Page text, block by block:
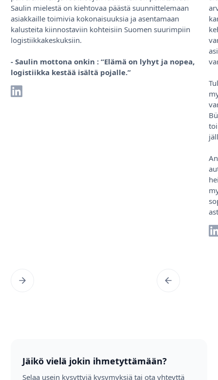
Saulin mielestä on kiehtovaa päästä suunnittelemaan
asiakkaille toimivia kokonaisuuksia ja asentamaan
kalusteita kiinnostaviin kohteisiin Suomen suurimpiin
logistiikkakeskuksiin.
- Saulin mottona onkin : “Elämä on lyhyt ja nopea,
logistiikka kestää isältä pojalle.”
Jäikö vielä jokin ihmetyttämään?
Selaa usein kysyttyjä kysymyksiä tai ota yhteyttä